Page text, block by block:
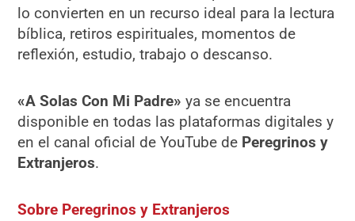
lo convierten en un recurso ideal para la lectura
bíblica, retiros espirituales, momentos de
reflexión, estudio, trabajo o descanso.
«A Solas Con Mi Padre» ya se encuentra
disponible en todas las plataformas digitales y
en el canal oficial de YouTube de Peregrinos y
Extranjeros.
Sobre Peregrinos y Extranjeros